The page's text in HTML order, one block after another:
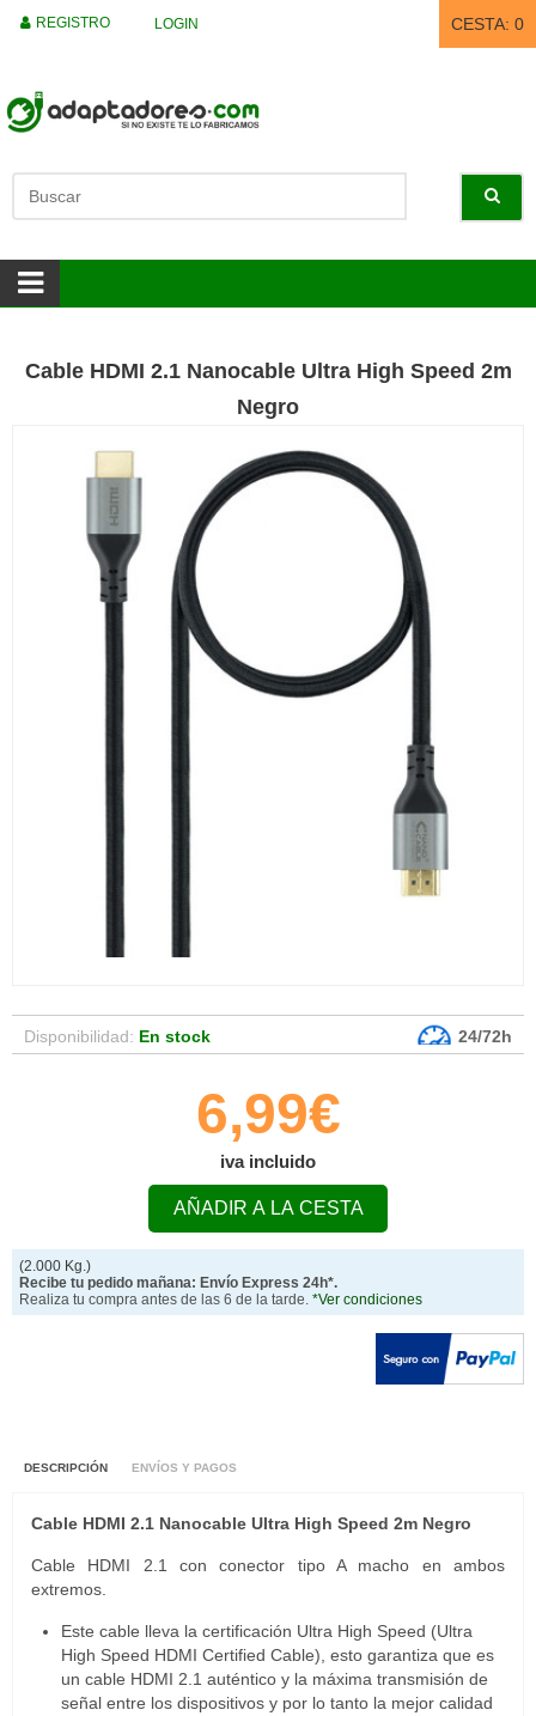
REGISTRO LOGIN CESTA: 0
Cable HDMI 2.1 Nanocable Ultra High Speed 2m
Negro
Disponibilidad: En stock 24/72h
6,99€
iva incluido
AÑADIR A LA CESTA
(2.000 Kg.)
Recibe tu pedido mañana: Envío Express 24h*.
Realiza tu compra antes de las 6 de la tarde. *Ver condiciones
DESCRIPCIÓN ENVÍOS Y PAGOS
Cable HDMI 2.1 Nanocable Ultra High Speed 2m Negro
Cable HDMI 2.1 con conector tipo A macho en ambos
extremos.
Este cable lleva la certificación Ultra High Speed (Ultra
High Speed HDMI Certified Cable), esto garantiza que es
un cable HDMI 2.1 auténtico y la máxima transmisión de
señal entre los dispositivos y por lo tanto la mejor calidad